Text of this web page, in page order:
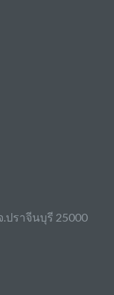
.ปราจีนบุรี 25000